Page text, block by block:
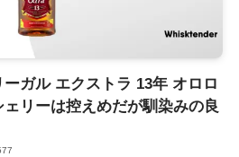
ガル エクストラ 13年 オロロ
リーは控えめだが馴染みの良